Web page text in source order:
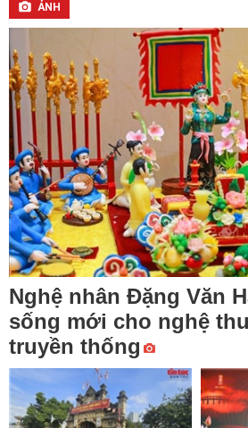
ẢNH
Nghệ nhân Đặng Văn
sống mới cho nghệ
truyền thống